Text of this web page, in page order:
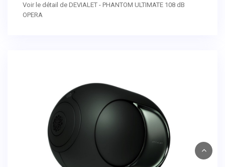
Voir le détail de DEVIALET - PHANTOM ULTIMATE 108 dB
OPERA